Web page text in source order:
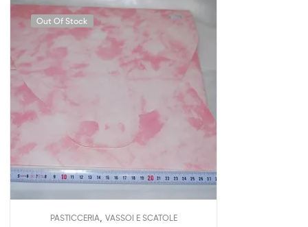
Out Of Stock
PASTICCERIA VASSOI E SCATOLE